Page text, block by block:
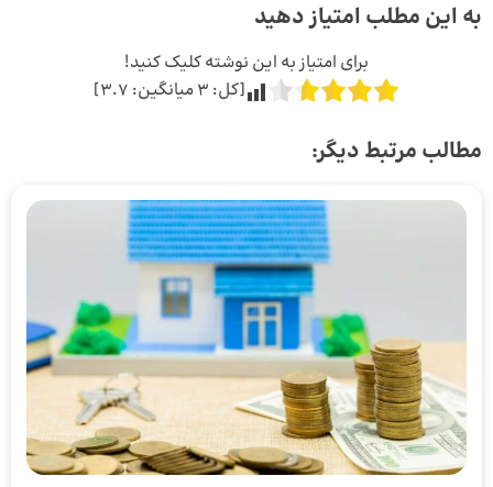
به این مطلب امتیاز دهید
برای امتیاز به این نوشته کلیک کنید!
[کل: 3میانگین: 3.7
]
مطالب مرتبط دیگر: